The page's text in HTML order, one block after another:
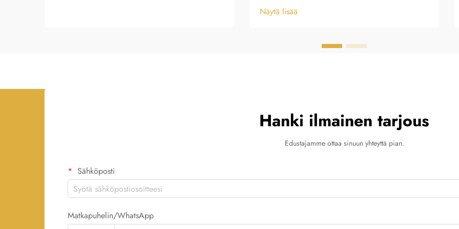
Näytä lisää
Hanki ilmainen tarjous
Edustajamme ottaa sinuun yhteyttä pian.
Sähköposti
Matkapuhelin/WhatsApp